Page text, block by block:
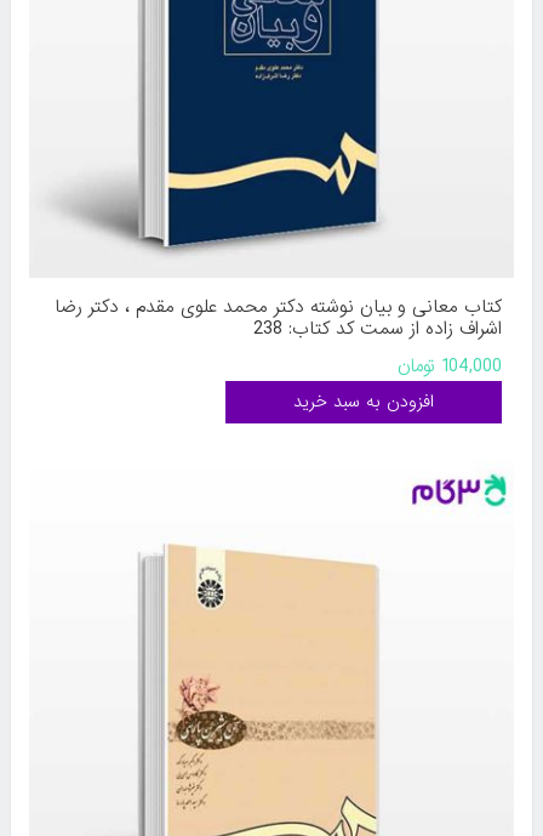
کتاب معانی و بیان نوشته دکتر محمد علوی مقدم ، دکتر رضا
اشراف ‌زاده از سمت کد کتاب: 238
104,000 تومان